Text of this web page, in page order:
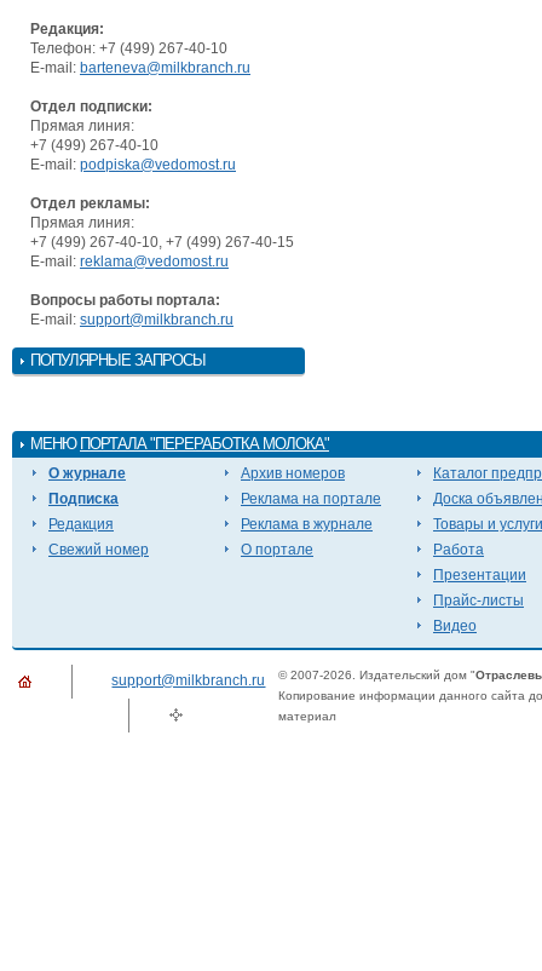
Редакция:
Телефон: +7 (499) 267-40-10
E-mail: barteneva@milkbranch.ru
Отдел подписки:
Прямая линия:
+7 (499) 267-40-10
E-mail: podpiska@vedomost.ru
Отдел рекламы:
Прямая линия:
+7 (499) 267-40-10, +7 (499) 267-40-15
E-mail: reklama@vedomost.ru
Вопросы работы портала:
E-mail: support@milkbranch.ru
ПОПУЛЯРНЫЕ ЗАПРОСЫ
МЕНЮ ПОРТАЛА "ПЕРЕРАБОТКА МОЛОКА"
О журнале
Подписка
Редакция
Свежий номер
Архив номеров
Реклама на портале
Реклама в журнале
О портале
Каталог
Доска
Товары и услуги
Работа
Презентации
Прайс-листы
Видео
support@milkbranch.ru © 2007-2026. Издательский дом "
Копирование информации данного сайта
материал